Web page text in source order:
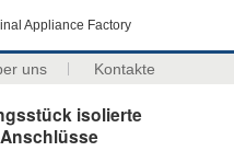
Appliance Factory
uns Kontakte
isolierte